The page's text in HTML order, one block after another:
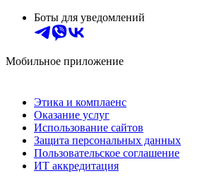
Боты для уведомлений
Мобильное приложение
Этика и комплаенс
Оказание услуг
Использование сайтов
Защита персональных данных
Пользовательское соглашение
ИТ аккредитация